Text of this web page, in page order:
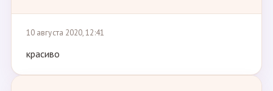
10 августа 2020, 12:41
красиво